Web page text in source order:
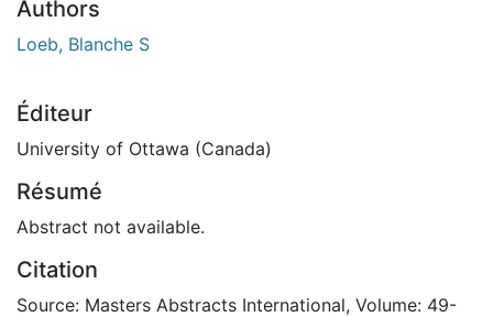
Authors
Loeb, Blanche S
Éditeur
University of Ottawa (Canada)
Résumé
Abstract not available.
Citation
Source: Masters Abstracts International, Volume: 49-